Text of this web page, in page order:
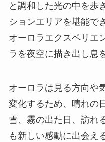
と調和した光の中を歩
ションエリアを堪能で
オーロラエクスペリエ
ラを夜空に描き出し息
オーロラは見る方向や
変化するため、晴れの
雪、霧の出た日、訪れ
も新しい感動に出会え